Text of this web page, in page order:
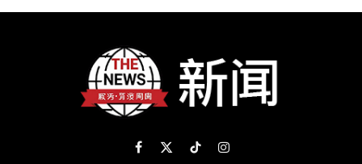
Facebook
X
TikTokInstagram